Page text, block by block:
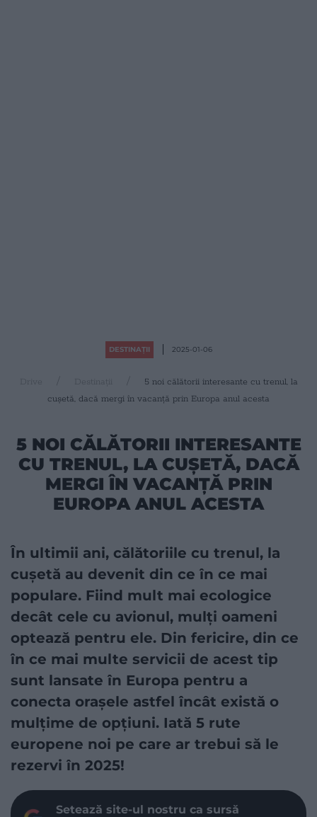
DESTINAȚII 2025-01-06
Drive
5 noi călătorii interesante cu trenul, la
cușetă, dacă mergi în vacanță prin Europa anul acesta
5 NOI CĂLĂTORII INTERESANTE
CU TRENUL, LA CUȘETĂ, DACĂ
MERGI ÎN VACANȚĂ PRIN
EUROPA ANUL ACESTA
În ultimii ani, călătoriile cu trenul, la
cușetă au devenit din ce în ce mai
populare. Fiind mult mai ecologice
decât cele cu avionul, mulți oameni
optează pentru ele. Din fericire, din ce
în ce mai multe servicii de acest tip
sunt lansate în Europa pentru a
conecta orașele astfel încât există o
mulțime de opțiuni. Iată 5 rute
europene noi pe care ar trebui să le
rezervi în 2025!
Setează site-ul nostru ca sursă